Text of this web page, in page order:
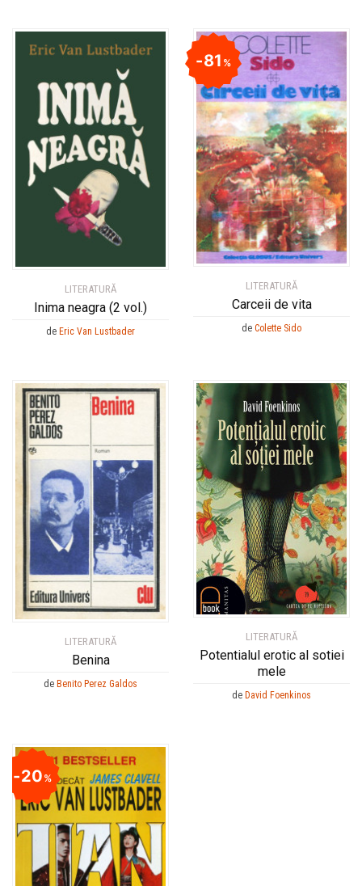
LITERATURĂ
Inima neagra (2 vol.)
de Eric Van Lustbader
LITERATURĂ
Carceii de vita
81%
de Colette Sido
LITERATURĂ
Benina
de Benito Perez Galdos
LITERATURĂ
Potentialul erotic al sotiei
mele
de David Foenkinos
20%